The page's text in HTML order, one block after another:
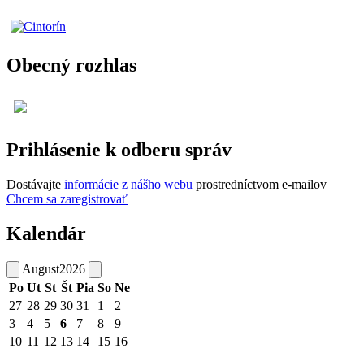
Obecný rozhlas
Prihlásenie k odberu správ
Dostávajte informácie z nášho webu prostredníctvom e-mailov
Chcem sa zaregistrovať
Kalendár
August2026
Po Ut St Št Pia So Ne
27 28 29 30 31 1
2
3
4 5 6 7 8
9
10 11 12 13 14 15 16